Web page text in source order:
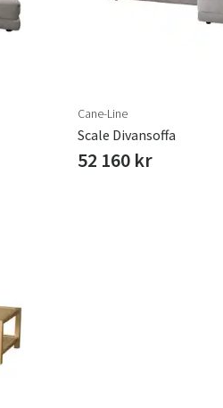
Cane-Line
Scale Divansoffa
52 160 kr